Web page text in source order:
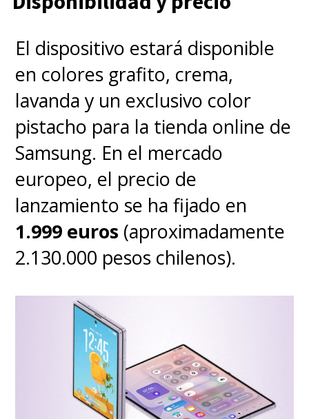
El dispositivo estará disponible
en colores grafito, crema,
lavanda y un exclusivo color
pistacho para la tienda online de
Samsung. En el mercado
europeo, el precio de
lanzamiento se ha fijado en
1.999 euros (aproximadamente
2.130.000 pesos chilenos).